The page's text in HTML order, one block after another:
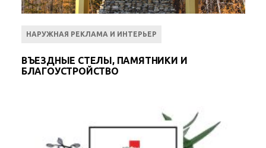
НАРУЖНАЯ РЕКЛАМА И ИНТЕРЬЕР
ВЪЕЗДНЫЕ СТЕЛЫ, ПАМЯТНИКИ И
БЛАГОУСТРОЙСТВО